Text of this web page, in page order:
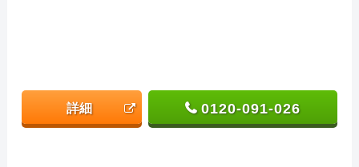
詳細 0120-091-026